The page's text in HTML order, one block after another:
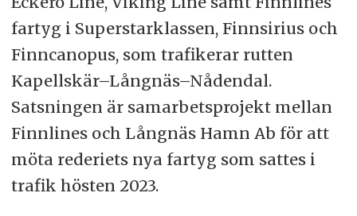
fartyg i Superstarklassen, Finnsirius och
Finncanopus, som trafikerar rutten
Kapellskär–Långnäs–Nådendal.
Satsningen är samarbetsprojekt mellan
Finnlines och Långnäs Hamn Ab för att
möta rederiets nya fartyg som sattes i
trafik hösten 2023.